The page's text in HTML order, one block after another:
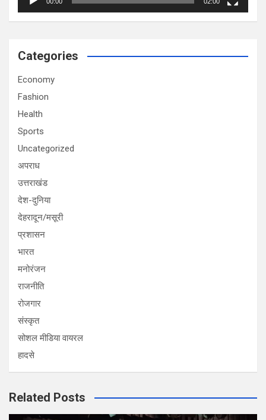
Categories
Economy
Fashion
Health
Sports
Uncategorized
अपराध
उत्तराखंड
देश-दुनिया
देहरादून/मसूरी
प्रशासन
भारत
मनोरंजन
राजनीति
रोजगार
संस्कृत
सोशल मीडिया वायरल
हादसे
Related Posts